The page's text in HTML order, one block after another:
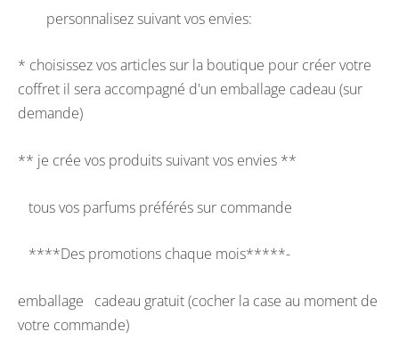
personnalisez suivant vos envies:
* choisissez vos articles sur la boutique pour créer votre
coffret il sera accompagné d'un emballage cadeau (sur
demande)
** je crée vos produits suivant vos envies **
tous vos parfums préférés sur commande
****Des promotions chaque mois*****-
emballage cadeau gratuit (cocher la case au moment de
votre commande)